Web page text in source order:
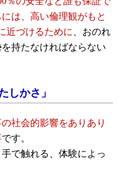
は、高い倫理観がもと
近づけるために
、おのれ
持たなければならない
しかさ」
社会的影響をありあり
です。
で触れる、体験によっ